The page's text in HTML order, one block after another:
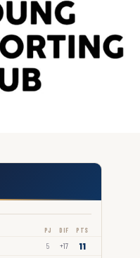
PJ DIF PTS
5 +17 11